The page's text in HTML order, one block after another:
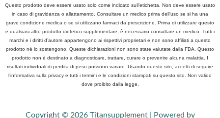
Questo prodotto deve essere usato solo come indicato sull’etichetta. Non deve essere usato
in caso di gravidanza o allattamento. Consultare un medico prima dell’uso se si ha una
grave condizione medica o se si utilizzano farmaci da prescrizione. Prima di utilizzare questo
e qualsiasi altro prodotto dietetico supplementare, è necessario consultare un medico. Tutti i
marchi e i diritti d’autore appartengono ai rispettivi proprietari e non sono affiliati a questo
prodotto né lo sostengono. Queste dichiarazioni non sono state valutate dalla FDA. Questo
prodotto non è destinato a diagnosticare, trattare, curare o prevenire alcuna malattia. I
risultati individuali di perdita di peso possono variare. Usando questo sito, accetti di seguire
l’informativa sulla privacy e tutti i termini e le condizioni stampati su questo sito. Non valido
dove proibito dalla legge.
Copyright © 2026 Titansupplement | Powered by